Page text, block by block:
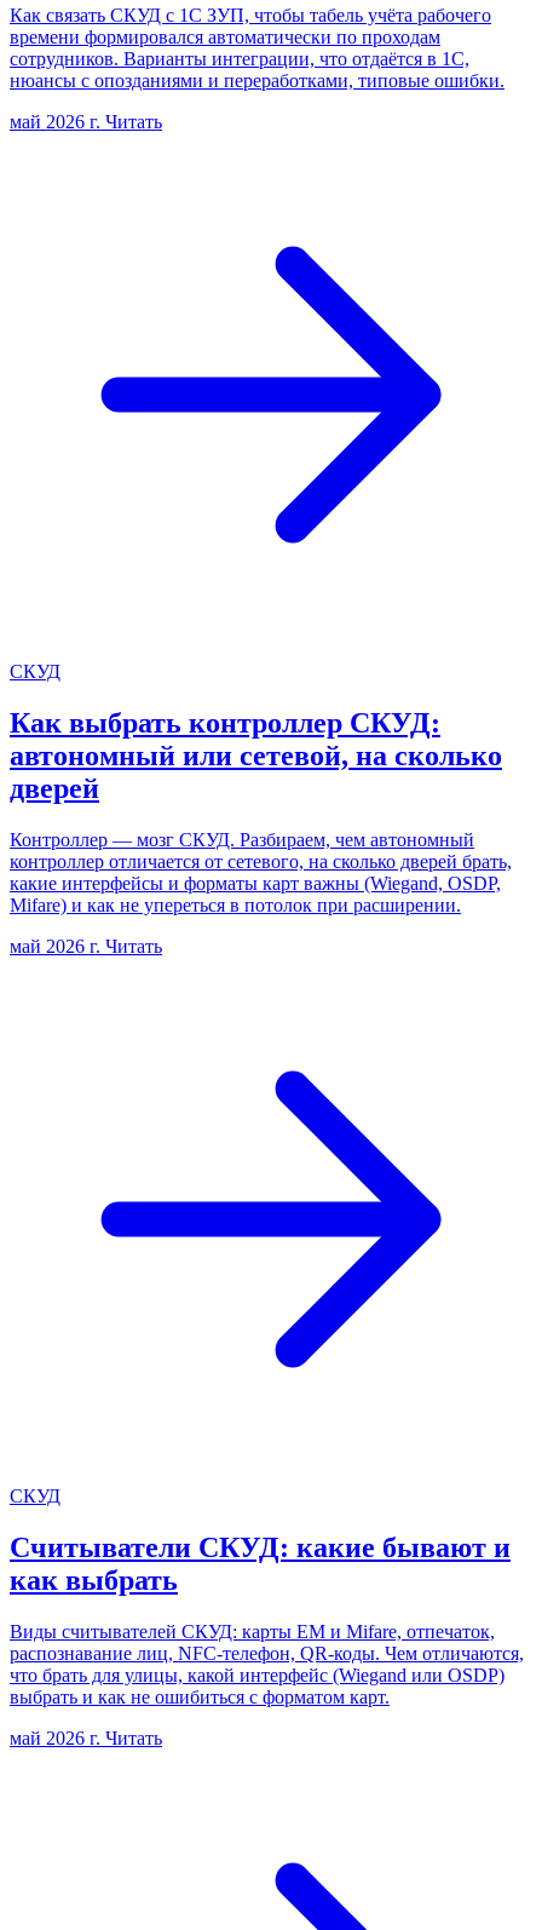
Как связать СКУД с 1С ЗУП, чтобы табель учёта рабочего
времени формировался автоматически по проходам
сотрудников. Варианты интеграции, что отдаётся в 1С,
нюансы с опозданиями и переработками, типовые ошибки.
май 2026 г. Читать
СКУД
Как выбрать контроллер СКУД:
автономный или сетевой, на сколько
дверей
Контроллер — мозг СКУД. Разбираем, чем автономный
контроллер отличается от сетевого, на сколько дверей брать,
какие интерфейсы и форматы карт важны (Wiegand, OSDP,
Mifare) и как не упереться в потолок при расширении.
май 2026 г. Читать
СКУД
Считыватели СКУД: какие бывают и
как выбрать
Виды считывателей СКУД: карты EM и Mifare, отпечаток,
распознавание лиц, NFC-телефон, QR-коды. Чем отличаются,
что брать для улицы, какой интерфейс (Wiegand или OSDP)
выбрать и как не ошибиться с форматом карт.
май 2026 г. Читать